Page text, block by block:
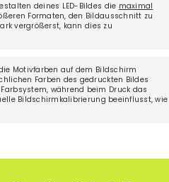
deines LED-Bildes die maximal
Formaten, den Bildausschnitt zu
vergrößerst, kann dies zu
Motivfarben auf dem Bildschirm
Farben des gedruckten Bildes
während beim Druck das
Bildschirmkalibrierung beeinflusst, wie